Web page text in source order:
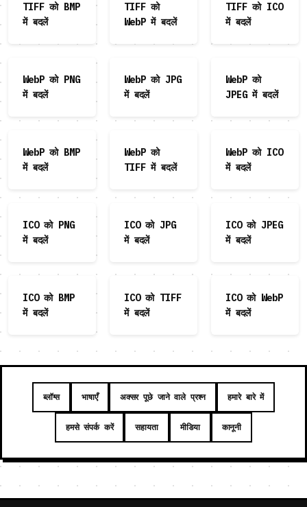
TIFF को BMP
में बदलें
TIFF को
WebP में बदलें
TIFF को ICO
में बदलें
WebP को PNG
में बदलें
WebP को JPG
में बदलें
WebP को
JPEG में बदलें
WebP को BMP
में बदलें
WebP को
TIFF में बदलें
WebP को ICO
में बदलें
ICO को PNG
में बदलें
ICO को JPG
में बदलें
ICO को JPEG
में बदलें
ICO को BMP
में बदलें
ICO को TIFF
में बदलें
ICO को WebP
में बदलें
ब्लॉग्स भाषाएँ अक्सर पूछे जाने वाले प्रश्न हमारे बारे में
हमसे संपर्क करें सहायता मीडिया कानूनी